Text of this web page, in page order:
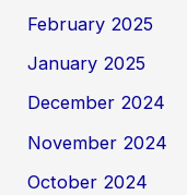
February 2025
January 2025
December 2024
November 2024
October 2024